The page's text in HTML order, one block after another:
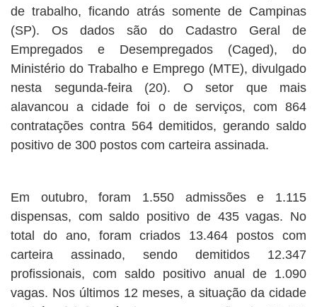
de trabalho, ficando atrás somente de Campinas
(SP). Os dados são do Cadastro Geral de
Empregados e Desempregados (Caged), do
Ministério do Trabalho e Emprego (MTE), divulgado
nesta segunda-feira (20). O setor que mais
alavancou a cidade foi o de serviços, com 864
contratações contra 564 demitidos, gerando saldo
positivo de 300 postos com carteira assinada.
Em outubro, foram 1.550 admissões e 1.115
dispensas, com saldo positivo de 435 vagas. No
total do ano, foram criados 13.464 postos com
carteira assinado, sendo demitidos 12.347
profissionais, com saldo positivo anual de 1.090
vagas. Nos últimos 12 meses, a situação da cidade